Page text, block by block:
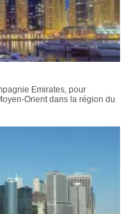
Emirates, pour
Orient dans la région du